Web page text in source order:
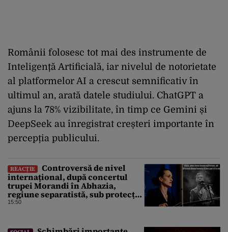
Românii folosesc tot mai des instrumente de
Inteligență Artificială, iar nivelul de notorietate
al platformelor AI a crescut semnificativ în
ultimul an, arată datele studiului. ChatGPT a
ajuns la 78% vizibilitate, în timp ce Gemini și
DeepSeek au înregistrat creșteri importante în
percepția publicului.
REACȚIE
Controversă de nivel
internațional, după concertul
trupei Morandi în Abhazia,
regiune separatistă, sub protecția
Rusiei
15:50